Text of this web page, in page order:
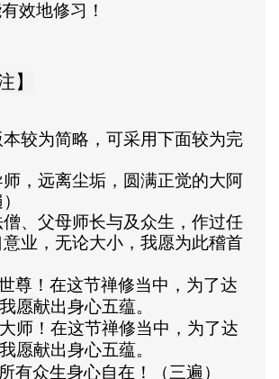
效地修习！
】
较为简略，可采用下面较为完
，远离尘垢，圆满正觉的大阿
、父母师长与及众生，作过任
业，无论大小，我愿为此稽首
尊！在这节禅修当中，为了达
愿献出身心五蕴。
师！在这节禅修当中，为了达
愿献出身心五蕴。
有众生身心自在！（三遍）